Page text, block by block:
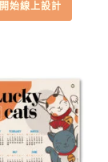
開始線上設計